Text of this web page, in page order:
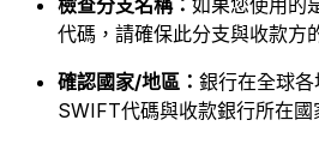
檢查分支名稱： 如果您使用的
代碼，請確保此分支與收款方
確認國家/地區： 銀行在全球
SWIFT代碼與收款銀行所在國